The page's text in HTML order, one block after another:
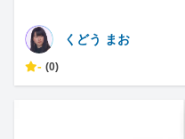
くどう まお
- (0)